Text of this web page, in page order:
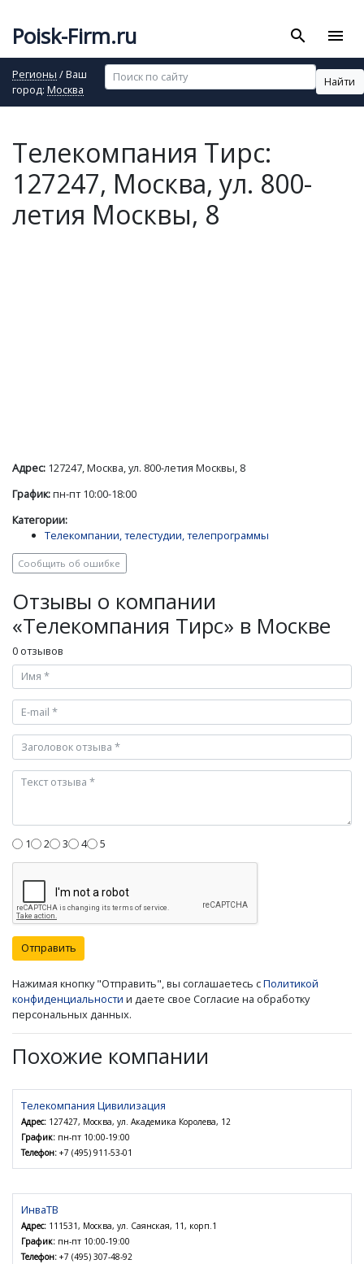
Poisk-Firm.ru search menu
Регионы / Ваш
город: Москва
Найти
Телекомпания Тирс:
127247, Москва, ул. 800-
летия Москвы, 8
Адрес: 127247, Москва, ул. 800-летия Москвы, 8
График:пн-пт 10:00-18:00
Категории:
Телекомпании, телестудии, телепрограммы
Сообщить об ошибке
Отзывы о компании
«Телекомпания Тирс» в Москве
0 отзывов
1 2 3 4 5
Отправить
Нажимая кнопку "Отправить", вы соглашаетесь сПолитикой
конфиденциальности и даете свое Согласие на обработку
персональных данных.
Похожие компании
Телекомпания Цивилизация
Адрес: 127427, Москва, ул. Академика Королева, 12
График: пн-пт 10:00-19:00
Телефон: +7 (495) 911-53-01
ИнваТВ
Адрес: 111531, Москва, ул. Саянская, 11, корп.1
График: пн-пт 10:00-19:00
Телефон: +7 (495) 307-48-92